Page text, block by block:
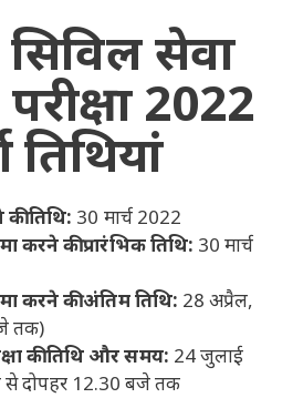
सेवा
परीक्षा 2022
तिथियां
तिथि: 30 मार्च 2022
की प्रारंभिक तिथि: 30 मार्च
की अंतिम तिथि: 28 अप्रैल,
तक)
की तिथि और समय: 24 जुलाई
दोपहर 12.30 बजे तक